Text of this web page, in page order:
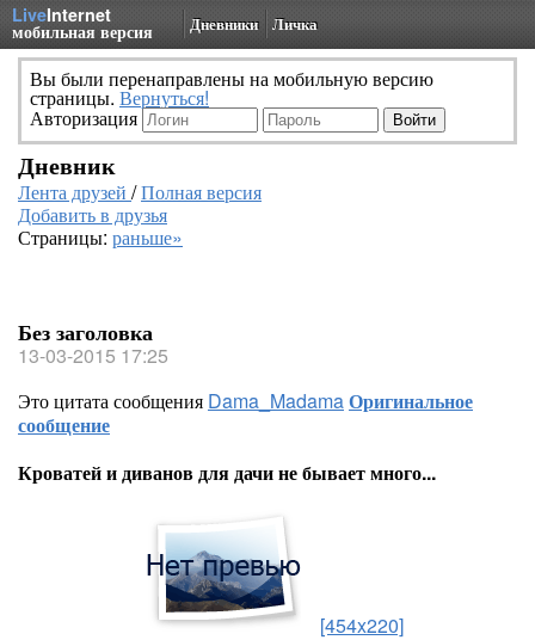
LiveInternet
мобильная версия Дневники Личка
Вы были перенаправлены на мобильную версию
страницы. Вернуться!
Авторизация
Дневник
Лента друзей /Полная версия
Добавить в друзья
Страницы: раньше»
Без заголовка
13-03-2015 17:25
Это цитата сообщения Dama_MadamaОригинальное
сообщение
Кроватей и диванов для дачи не бывает много...
[454x220]